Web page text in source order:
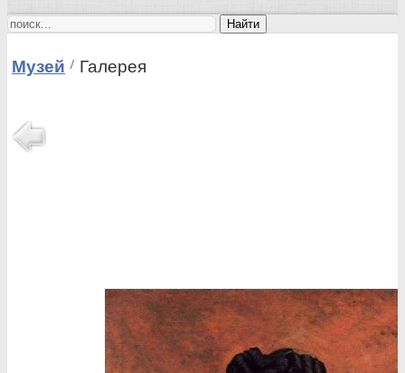
Найти
Музей Галерея